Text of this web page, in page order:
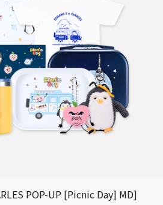
POP-UP [Picnic Day] MD]